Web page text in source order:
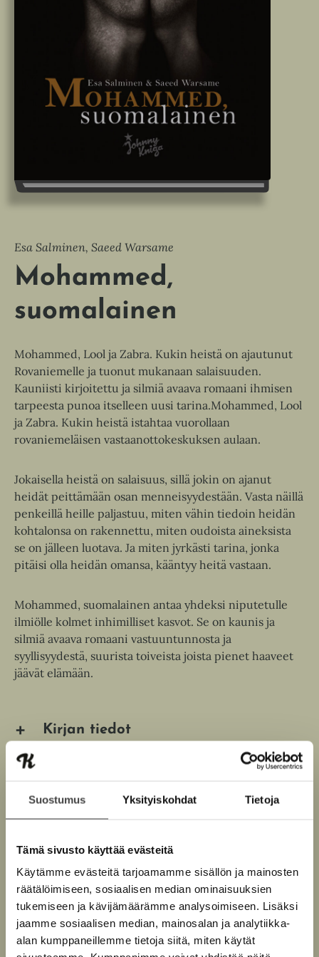
Suostumus Yksityiskohdat Tietoja
Tämä sivusto käyttää evästeitä
Käytämme evästeitä tarjoamamme sisällön ja mainosten
räätälöimiseen, sosiaalisen median ominaisuuksien
tukemiseen ja kävijämäärämme analysoimiseen. Lisäksi
jaamme sosiaalisen median, mainosalan ja analytiikka-
alan kumppaneillemme tietoja siitä, miten käytät
Esa Salminen, Saeed Warsame
Mohammed,
suomalainen
Mohammed, Lool ja Zabra. Kukin heistä on ajautunut
Rovaniemelle ja tuonut mukanaan salaisuuden.
Kauniisti kirjoitettu ja silmiä avaava romaani ihmisen
tarpeesta punoa itselleen uusi tarina.Mohammed, Lool
ja Zabra. Kukin heistä istahtaa vuorollaan
rovaniemeläisen vastaanottokeskuksen aulaan.
Jokaisella heistä on salaisuus, sillä jokin on ajanut
heidät peittämään osan menneisyydestään. Vasta näillä
penkeillä heille paljastuu, miten vähin tiedoin heidän
kohtalonsa on rakennettu, miten oudoista aineksista
se on jälleen luotava. Ja miten jyrkästi tarina, jonka
pitäisi olla heidän omansa, kääntyy heitä vastaan.
Mohammed, suomalainen antaa yhdeksi niputetulle
ilmiölle kolmet inhimilliset kasvot. Se on kaunis ja
silmiä avaava romaani vastuuntunnosta ja
syyllisyydestä, suurista toiveista joista pienet haaveet
jäävät elämään.
Kirjan tiedot
A
a
a
u
t
e
n
v
ä
Osta teos
K
E-kirja / epub2
B